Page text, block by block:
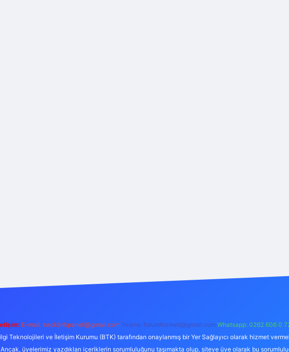
E-mail: backlinkpaneli@gmail.com Teams: forumhizmeti@gmail.com Whatsapp: 0262 606 0
Teknolojileri ve İletişim Kurumu (BTK) tarafından onaylanmış bir Yer Sağlayıcı olarak hizmet
üyelerimiz yazdıkları içeriklerin sorumluluğunu taşımakta olup, siteye üye olarak bu